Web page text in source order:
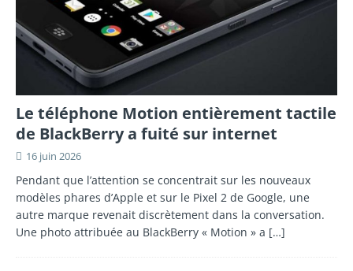
Le téléphone Motion entièrement tactile
de BlackBerry a fuité sur internet
16 juin 2026
Pendant que l’attention se concentrait sur les nouveaux
modèles phares d’Apple et sur le Pixel 2 de Google, une
autre marque revenait discrètement dans la conversation.
Une photo attribuée au BlackBerry « Motion » a […]